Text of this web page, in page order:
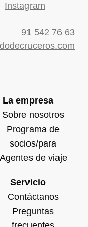
Instagram
91 542 76 63
La empresa
Sobre nosotros
Programa de
socios/para
Agentes de viaje
Servicio
Contáctanos
Preguntas